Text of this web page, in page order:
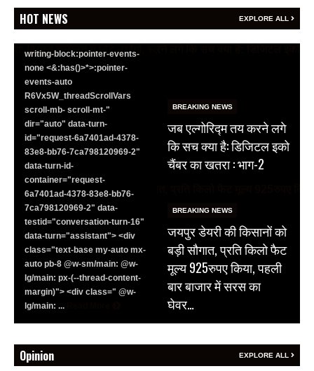
HOT NEWS EXPLORE ALL
text-primary w-full
writing-block:pointer-events-
none <&:has()>*>:pointer-
events-auto
R6Vx5W_threadScrollVars
scroll-mb- scroll-mt-"
dir="auto" data-turn-
id="request-6a7401ad-4378-
83e8-bb76-7ca798120969-2"
data-turn-id-
container="request-
6a7401ad-4378-83e8-bb76-
7ca798120969-2" data-
testid="conversation-turn-16"
data-turn="assistant"> <div
class="text-base my-auto mx-
auto pb-8 @w-sm/main: @w-
lg/main: px-(--thread-content-
margin)"> <div class=" @w-
lg/main: ...
BREAKING NEWS
जब एल्गोरिद्म तय करने लगे
कि सच क्या है: डिजिटल इको
चैंबर का खतरा : भाग-2
BREAKING NEWS
जयपुर डेयरी की किसानों को
बड़ी सौगात, प्रति किलो फैट
मूल्य 925रुपए किया, पहली
बार बाजार में सरस का
घेवर…
Opinion EXPLORE ALL